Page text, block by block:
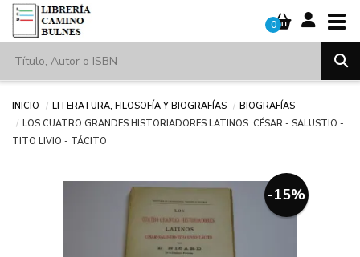
0
Inicio Literatura, filosofía y biografías
Biografías
LOS CUATRO GRANDES HISTORIADORES LATINOS. CÉSAR - SALUSTIO -
TITO LIVIO - TÁCITO
-15%